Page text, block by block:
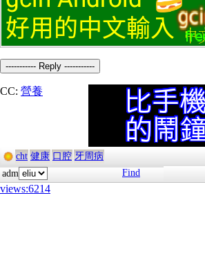
----------- Reply -----------
CC: 營養
cht 健康 口腔 牙周病
adm
Find
views:6214